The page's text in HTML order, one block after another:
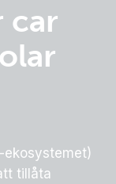
car
ekosystemet)
tillåta